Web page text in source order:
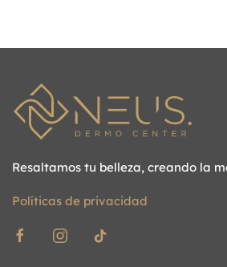
Resaltamos tu belleza, creando la
Políticas de privacidad